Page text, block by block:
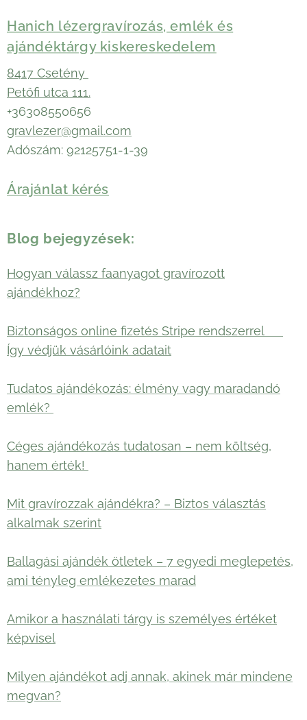
Hanich lézergravírozás, emlék és
ajándéktárgy kiskereskedelem
8417 Csetény
Petőfi utca 111.
+36308550656
gravlezer@gmail.com
Adószám: 92125751-1-39
Árajánlat kérés
Blog bejegyzések:
Hogyan válassz faanyagot gravírozott
ajándékhoz?
Biztonságos online fizetés Stripe rendszerrel 🛡️
Így védjük vásárlóink adatait
Tudatos ajándékozás: élmény vagy maradandó
emlék?
Céges ajándékozás tudatosan – nem költség,
hanem érték!
Mit gravírozzak ajándékra? – Biztos választás
alkalmak szerint
Ballagási ajándék ötletek – 7 egyedi meglepetés,
ami tényleg emlékezetes marad
Amikor a használati tárgy is személyes értéket
képvisel
Milyen ajándékot adj annak, akinek már mindene
megvan?